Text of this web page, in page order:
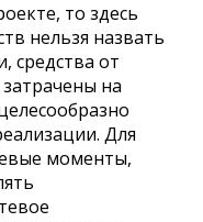
то здесь
нельзя назвать
средства от
на
Для
моменты,